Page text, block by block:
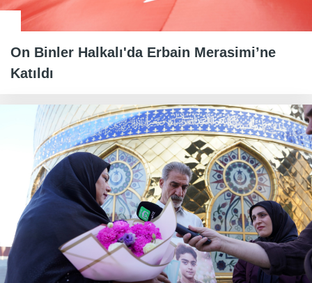
On Binler Halkalı'da Erbain Merasimi’ne
Katıldı